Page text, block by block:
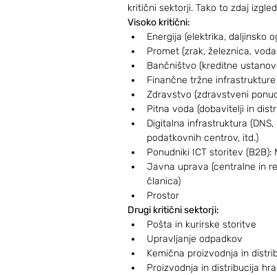
kritični sektorji. Tako to zdaj
Visoko kritični:
Energija (elektrika, daljinsko
Promet (zrak, železnica,
Bančništvo (kreditne
Finančne tržne infrastrukture
Zdravstvo (zdravstveni
Pitna voda (dobavitelji in
Digitalna infrastruktura
podatkovnih centrov, itd.)
Ponudniki ICT storitev
Javna uprava (centralne in
članica)
Prostor
Drugi kritični sektorji:
Pošta in kurirske storitve
Upravljanje odpadkov
Kemična proizvodnja in
Proizvodnja in distribucija